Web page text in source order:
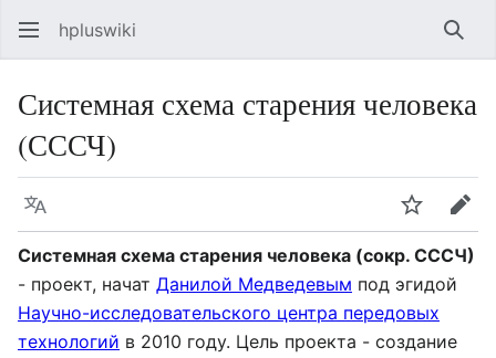
hpluswiki
Системная схема старения человека
(СССЧ)
Язык Следить
Системная схема старения человека (сокр. СССЧ)
- проект, начат Данилой Медведевым под эгидой
Научно-исследовательского центра передовых
технологий в 2010 году. Цель проекта - создание